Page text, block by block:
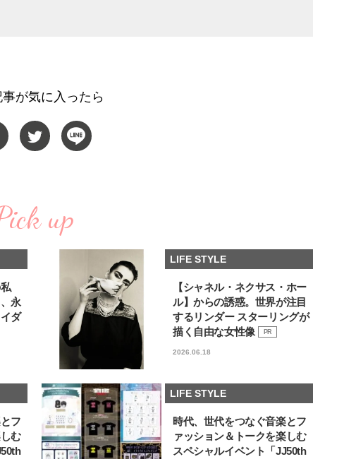
が気に入ったら
up
永
ダ
LIFE STYLE
【シャネル・ネクサス・ホー
ル】からの誘惑。世界が注目
するリンダー スターリングが
描く自由な女性像
PR
2026.06.18
フ
む
LIFE STYLE
時代、世代をつなぐ音楽とフ
ァッション＆トークを楽しむ
スペシャルイベント「JJ50th
【J’s Picks】指先からハッピーチ
ャージ！ J-GIRL和愛（わかな）
の欠かせないコト〈気分をアゲる
2026.07.17
は“汗と暑さ”に悩める仕事終わり
もスマートに〈ビューティ＆ファ
ッション夏の必需品〉
2026.07.15
BEAUTY
【注目アーティストRainy。っ
て？】自称“コスメオタク見習
い”のポーチの中身、拝見しま
す！
2026.01.30
BEAUTY
【龍宮城】「ぜひ龍宮城に沼って
EP『MOTTO』リリース記念イン
タビュー
2026.07.25
LIFE STYLE